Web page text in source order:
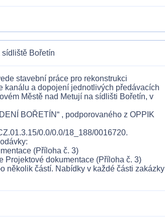
sídliště Bořetín
stavební práce pro rekonstrukci
kanálu a dopojení jednotlivých předávacích
Městě nad Metují na sídlišti Bořetín, v
BOŘETÍN“ , podporovaného z OPPIK
0.0/0.0/18_188/0016720.
(Příloha č. 3)
Projektové dokumentace (Příloha č. 3)
několik částí. Nabídky v každé části zakázky